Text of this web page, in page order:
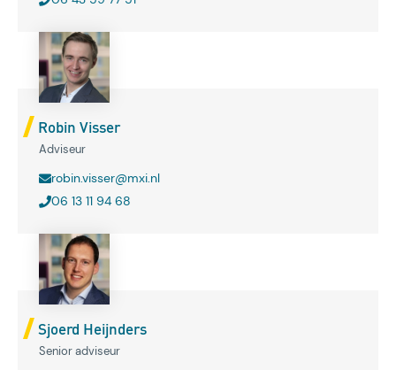
Robin Visser
Adviseur
robin.visser@mxi.nl
06 13 11 94 68
Sjoerd Heijnders
Senior adviseur